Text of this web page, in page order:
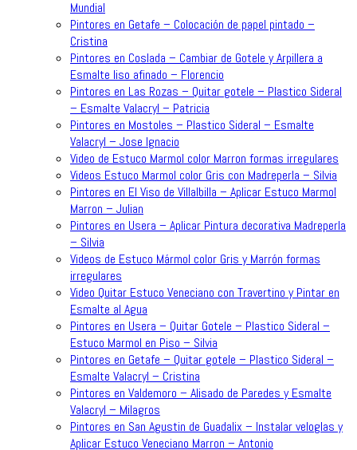
Mundial
Pintores en Getafe – Colocación de papel pintado –
Cristina
Pintores en Coslada – Cambiar de Gotele y Arpillera a
Esmalte liso afinado – Florencio
Pintores en Las Rozas – Quitar gotele – Plastico Sideral
– Esmalte Valacryl – Patricia
Pintores en Mostoles – Plastico Sideral – Esmalte
Valacryl – Jose Ignacio
Video de Estuco Marmol color Marron formas irregulares
Videos Estuco Marmol color Gris con Madreperla – Silvia
Pintores en El Viso de Villalbilla – Aplicar Estuco Marmol
Marron – Julian
Pintores en Usera – Aplicar Pintura decorativa Madreperla
– Silvia
Videos de Estuco Mármol color Gris y Marrón formas
irregulares
Video Quitar Estuco Veneciano con Travertino y Pintar en
Esmalte al Agua
Pintores en Usera – Quitar Gotele – Plastico Sideral –
Estuco Marmol en Piso – Silvia
Pintores en Getafe – Quitar gotele – Plastico Sideral –
Esmalte Valacryl – Cristina
Pintores en Valdemoro – Alisado de Paredes y Esmalte
Valacryl – Milagros
Pintores en San Agustin de Guadalix – Instalar veloglas y
Aplicar Estuco Veneciano Marron – Antonio